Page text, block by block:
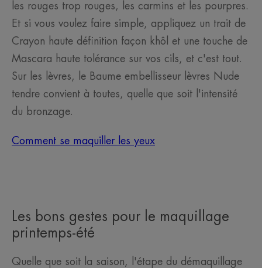
les rouges trop rouges, les carmins et les pourpres.
Et si vous voulez faire simple, appliquez un trait de
Crayon haute définition façon khôl et une touche de
Mascara haute tolérance sur vos cils, et c'est tout.
Sur les lèvres, le Baume embellisseur lèvres Nude
tendre convient à toutes, quelle que soit l'intensité
du bronzage.
Comment se maquiller les yeux
Les bons gestes pour le maquillage
printemps-été
Quelle que soit la saison, l'étape du démaquillage